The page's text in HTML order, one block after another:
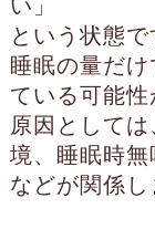
い」
という状態で
睡眠の量だ
ている可能性
原因として
境、睡眠時
などが関係し